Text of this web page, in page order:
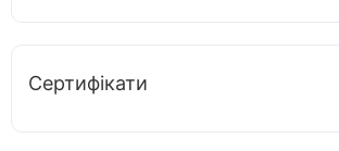
Сертифікати